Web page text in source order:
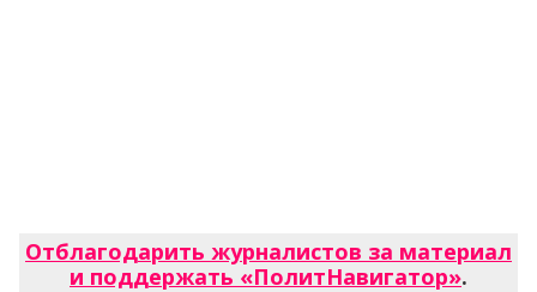
Отблагодарить журналистов за материал
и поддержать «ПолитНавигатор».